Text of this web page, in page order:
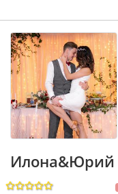
Илона&Юрий